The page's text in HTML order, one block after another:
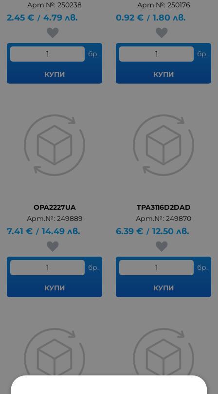
Арт.№: 250238
2.45 € / 4.79 лв.
бр.
КУПИ
Арт.№: 250176
0.92 € / 1.80 лв.
бр.
КУПИ
OPA2227UA
Арт.№: 249889
7.41 € / 14.49 лв.
бр.
КУПИ
TPA3116D2DAD
Арт.№: 249870
6.39 € / 12.50 лв.
бр.
КУПИ